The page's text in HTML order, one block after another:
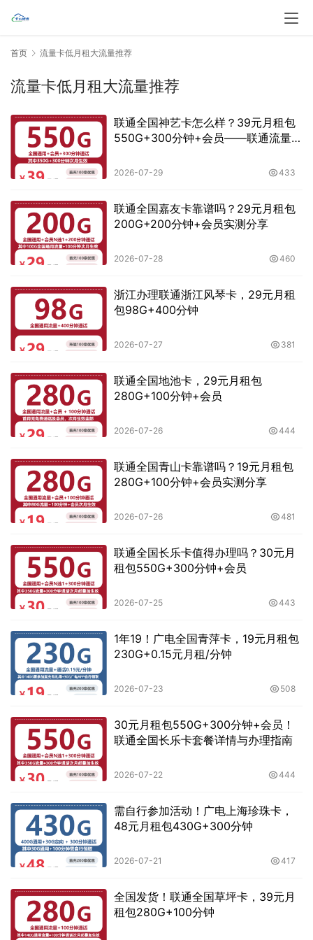
首页 流量卡低月租大流量推荐
流量卡低月租大流量推荐
联通全国神艺卡怎么样？39元月租包
550G+300分钟+会员——联通流量卡
2026-07-29 433
联通全国嘉友卡靠谱吗？29元月租包
200G+200分钟+会员实测分享
2026-07-28 460
浙江办理联通浙江风琴卡，29元月租
包98G+400分钟
2026-07-27 381
联通全国地池卡，29元月租包
280G+100分钟+会员
2026-07-26 444
联通全国青山卡靠谱吗？19元月租包
280G+100分钟+会员实测分享
2026-07-26 481
联通全国长乐卡值得办理吗？30元月
租包550G+300分钟+会员
2026-07-25 443
1年19！广电全国青萍卡，19元月租包
230G+0.15元月租/分钟
2026-07-23 508
30元月租包550G+300分钟+会员！
联通全国长乐卡套餐详情与办理指南
2026-07-22 444
需自行参加活动！广电上海珍珠卡，
48元月租包430G+300分钟
2026-07-21 417
全国发货！联通全国草坪卡，39元月
租包280G+100分钟